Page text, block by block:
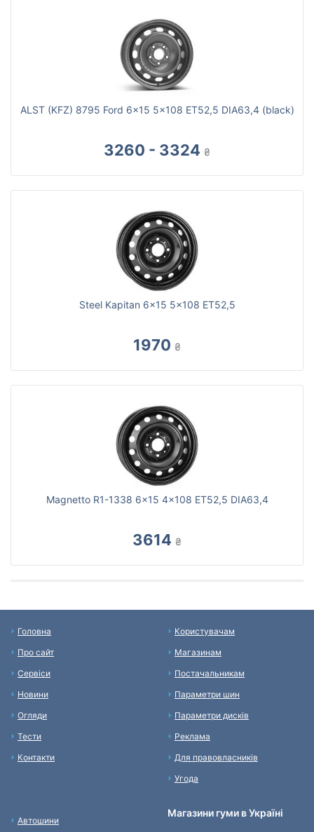
ALST (KFZ) 8795 Ford 6x15 5x108 ET52,5 DIA63,4 (black)
3260 - 3324 ₴
Steel Kapitan 6x15 5x108 ET52,5
1970 ₴
Magnetto R1-1338 6x15 4x108 ET52,5 DIA63,4
3614 ₴
Головна
Про сайт
Сервіси
Новини
Огляди
Тести
Контакти
Користувачам
Магазинам
Постачальникам
Параметри шин
Параметри дисків
Реклама
Для правовласників
Угода
Автошини
Магазини гуми в Україні